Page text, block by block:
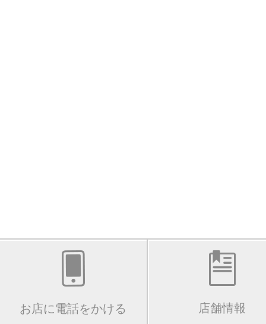
お店に電話をかける 店舗情報